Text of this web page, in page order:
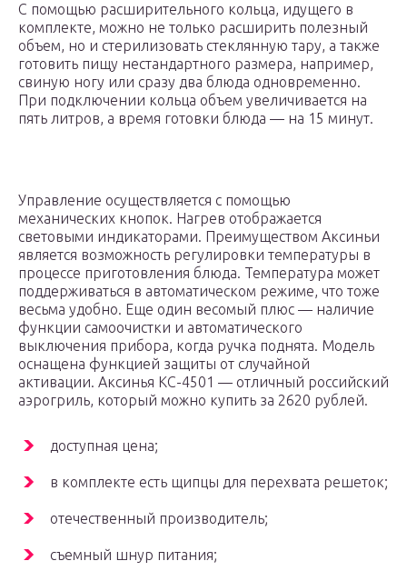
С помощью расширительного кольца, идущего в
комплекте, можно не только расширить полезный
объем, но и стерилизовать стеклянную тару, а также
готовить пищу нестандартного размера, например,
свиную ногу или сразу два блюда одновременно.
При подключении кольца объем увеличивается на
пять литров, а время готовки блюда — на 15 минут.
Управление осуществляется с помощью
механических кнопок. Нагрев отображается
световыми индикаторами. Преимуществом Аксиньи
является возможность регулировки температуры в
процессе приготовления блюда. Температура может
поддерживаться в автоматическом режиме, что тоже
весьма удобно. Еще один весомый плюс — наличие
функции самоочистки и автоматического
выключения прибора, когда ручка поднята. Модель
оснащена функцией защиты от случайной
активации. Аксинья КС-4501 — отличный российский
аэрогриль, который можно купить за 2620 рублей.
доступная цена;
в комплекте есть щипцы для перехвата решеток;
отечественный производитель;
съемный шнур питания;